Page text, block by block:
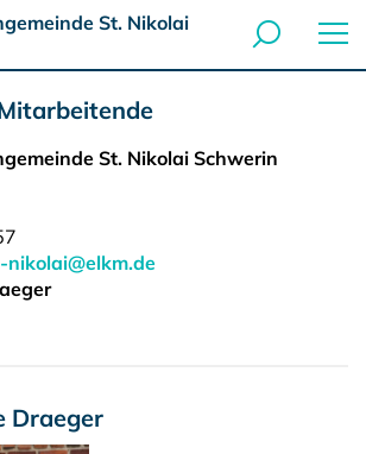
St. Nikolai
St. Nikolai Schwerin
Draeger